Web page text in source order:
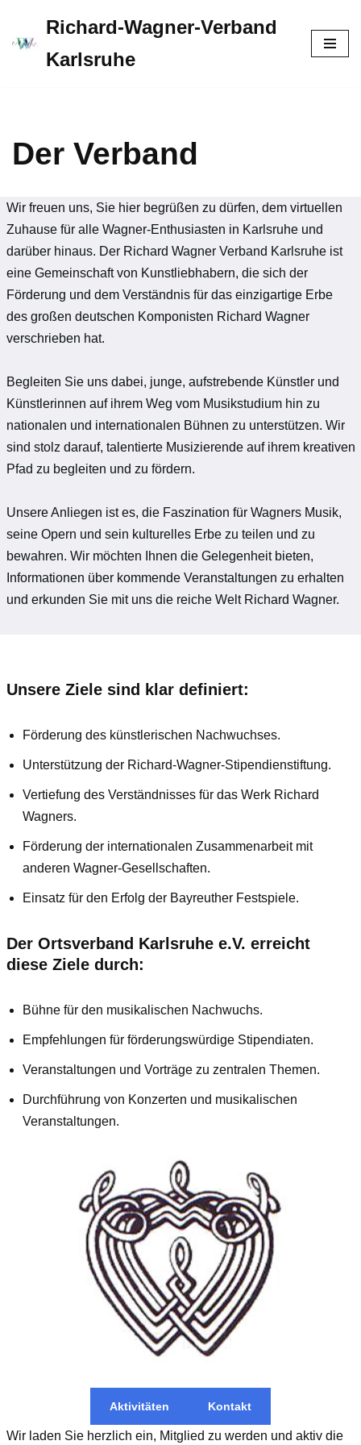
Zum
Richard-Wagner-Verband
Karlsruhe
Der Verband
Wir freuen uns, Sie hier begrüßen zu dürfen, dem virtuellen
Zuhause für alle Wagner-Enthusiasten in Karlsruhe und
darüber hinaus. Der Richard Wagner Verband Karlsruhe ist
eine Gemeinschaft von Kunstliebhabern, die sich der
Förderung und dem Verständnis für das einzigartige Erbe
des großen deutschen Komponisten Richard Wagner
verschrieben hat.
Begleiten Sie uns dabei, junge, aufstrebende Künstler und
Künstlerinnen auf ihrem Weg vom Musikstudium hin zu
nationalen und internationalen Bühnen zu unterstützen. Wir
sind stolz darauf, talentierte Musizierende auf ihrem kreativen
Pfad zu begleiten und zu fördern.
Unsere Anliegen ist es, die Faszination für Wagners Musik,
seine Opern und sein kulturelles Erbe zu teilen und zu
bewahren. Wir möchten Ihnen die Gelegenheit bieten,
Informationen über kommende Veranstaltungen zu erhalten
und erkunden Sie mit uns die reiche Welt Richard Wagner.
Unsere Ziele sind klar definiert:
Förderung des künstlerischen Nachwuchses.
Unterstützung der Richard-Wagner-Stipendienstiftung.
Vertiefung des Verständnisses für das Werk Richard
Wagners.
Förderung der internationalen Zusammenarbeit mit
anderen Wagner-Gesellschaften.
Einsatz für den Erfolg der Bayreuther Festspiele.
Der Ortsverband Karlsruhe e.V. erreicht
diese Ziele durch:
Bühne für den musikalischen Nachwuchs.
Empfehlungen für förderungswürdige Stipendiaten.
Veranstaltungen und Vorträge zu zentralen Themen.
Durchführung von Konzerten und musikalischen
Veranstaltungen.
Aktivitäten Kontakt
Wir laden Sie herzlich ein, Mitglied zu werden und aktiv die